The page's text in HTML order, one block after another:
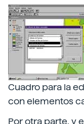
Cuadro para la
con elementos
Por otra parte, y